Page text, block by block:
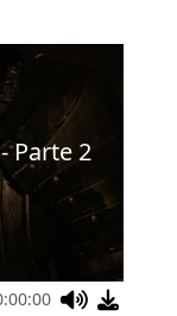
Parte 2